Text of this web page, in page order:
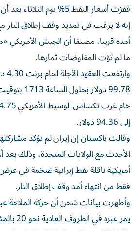
قفزت أسعار النفط 5% يوم
إنه لا يرغب في تمديد وقف إطلاق النار
أمده قريبا، مضيفا أن ‌الجيش
ما لم تؤت المفاوضات ثمارها.
99.78 دولار
إلى 94.36 دولار.
وقالت باكستان إن إيران لم تؤكد
الأحدث مع الولايات المتحدة، وذلك
أمريكية ناقلة نفط إيرانية ضخمة في
فقط من انتهاء ‌أمد وقف إطلاق النار.
وأظهرت بيانات شحن أن حركة الملاحة
يمر